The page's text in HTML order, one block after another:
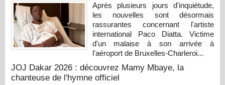
Après plusieurs jours d'inquiétude,
les nouvelles sont désormais
rassurantes concernant l'artiste
international Paco Diatta. Victime
d'un malaise à son arrivée à
l'aéroport de Bruxelles-Charleroi...
JOJ Dakar 2026 : découvrez Mamy Mbaye, la
chanteuse de l'hymne officiel